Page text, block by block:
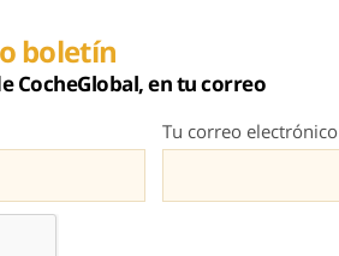
boletín
CocheGlobal, en tu correo
Tu correo electrónico